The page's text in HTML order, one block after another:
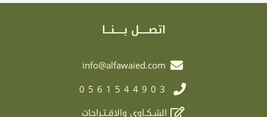
اتصـــــل بـــــنـــا
info@alfawaied.com
0561544903
الشـكـاوى والاقـتـراحات